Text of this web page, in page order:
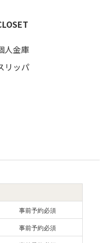
人金庫
リッパ
事前予約必須
事前予約必須